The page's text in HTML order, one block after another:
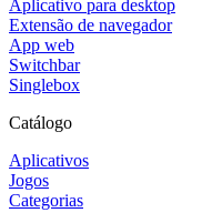
Aplicativo para desktop
Extensão de navegador
App web
Switchbar
Singlebox
Catálogo
Aplicativos
Jogos
Categorias